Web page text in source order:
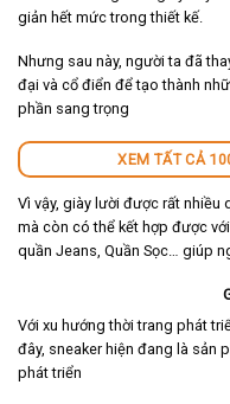
giản hết mức trong thiết kế.
Nhưng sau này, người ta đã
đại và cổ điển để tạo thành
phần sang trọng
XEM TẤT CẢ
Vì vậy, giày lười được rất
mà còn có thể kết hợp được
quần Jeans, Quần Sọc… giúp
Với xu hướng thời trang phát
đây, sneaker hiện đang là sản
phát triển